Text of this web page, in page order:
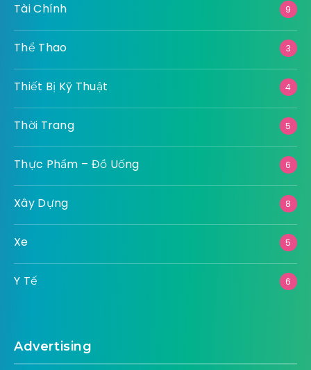
Tài Chính 9
Thể Thao 3
Thiết Bị Kỹ Thuật 4
Thời Trang 5
Thực Phẩm – Đồ Uống 6
Xây Dựng 8
Xe 5
Y Tế 6
Advertising